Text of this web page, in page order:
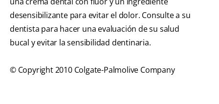
desensibilizante para evitar el dolor. Consulte a su
dentista para hacer una evaluación de su salud
bucal y evitar la sensibilidad dentinaria.
© Copyright 2010 Colgate-Palmolive Company